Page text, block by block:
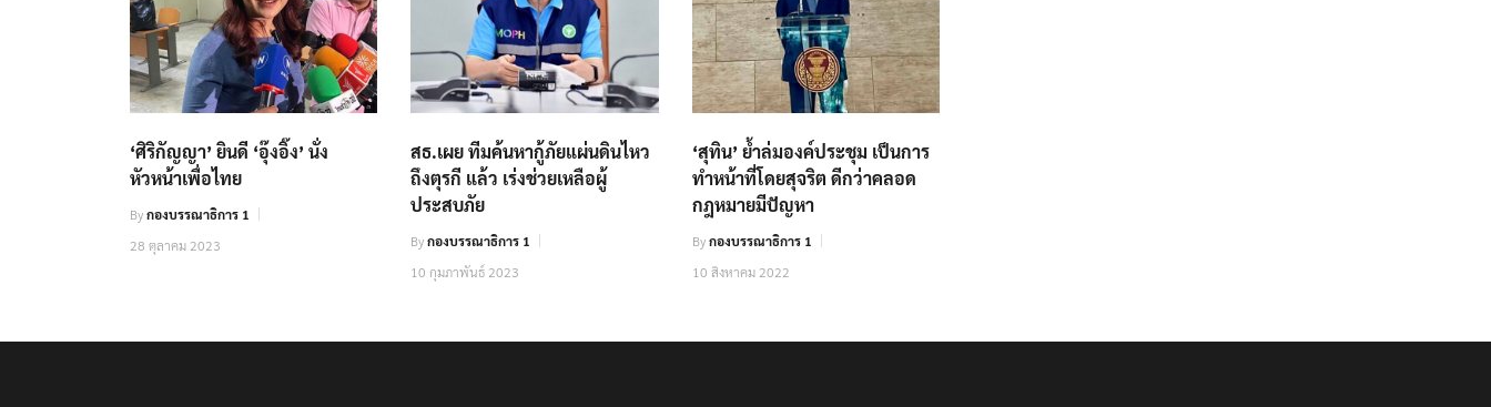
‘ศิริกัญญา’ ยินดี ‘อุ๊งอิ๊ง’ นั่ง
หัวหน้าเพื่อไทย
Byกองบรรณาธิการ 1
28 ตุลาคม 2023
สธ.เผย ทีมค้นหากู้ภัยแผ่นดินไหว
ถึงตุรกี แล้ว เร่งช่วยเหลือผู้
ประสบภัย
Byกองบรรณาธิการ 1
10 กุมภาพันธ์ 2023
‘สุทิน’ ย้ำล่มองค์ประชุม เป็นการ
ทำหน้าที่โดยสุจริต ดีกว่าคลอด
กฎหมายมีปัญหา
Byกองบรรณาธิการ 1
10 สิงหาคม 2022